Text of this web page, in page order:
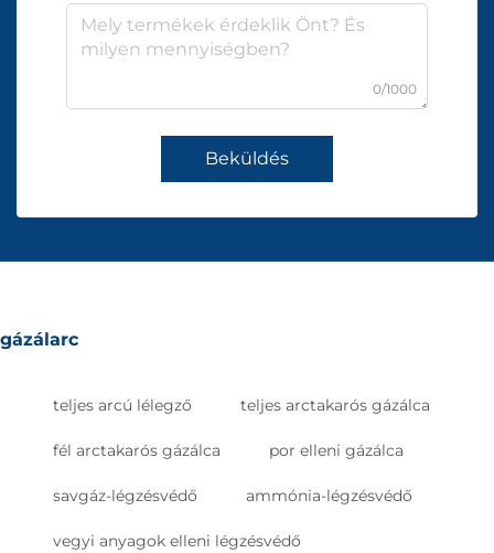
0/1000
Beküldés
gázálarc
teljes arcú lélegző teljes arctakarós gázálca
fél arctakarós gázálca por elleni gázálca
savgáz-légzésvédő ammónia-légzésvédő
vegyi anyagok elleni légzésvédő